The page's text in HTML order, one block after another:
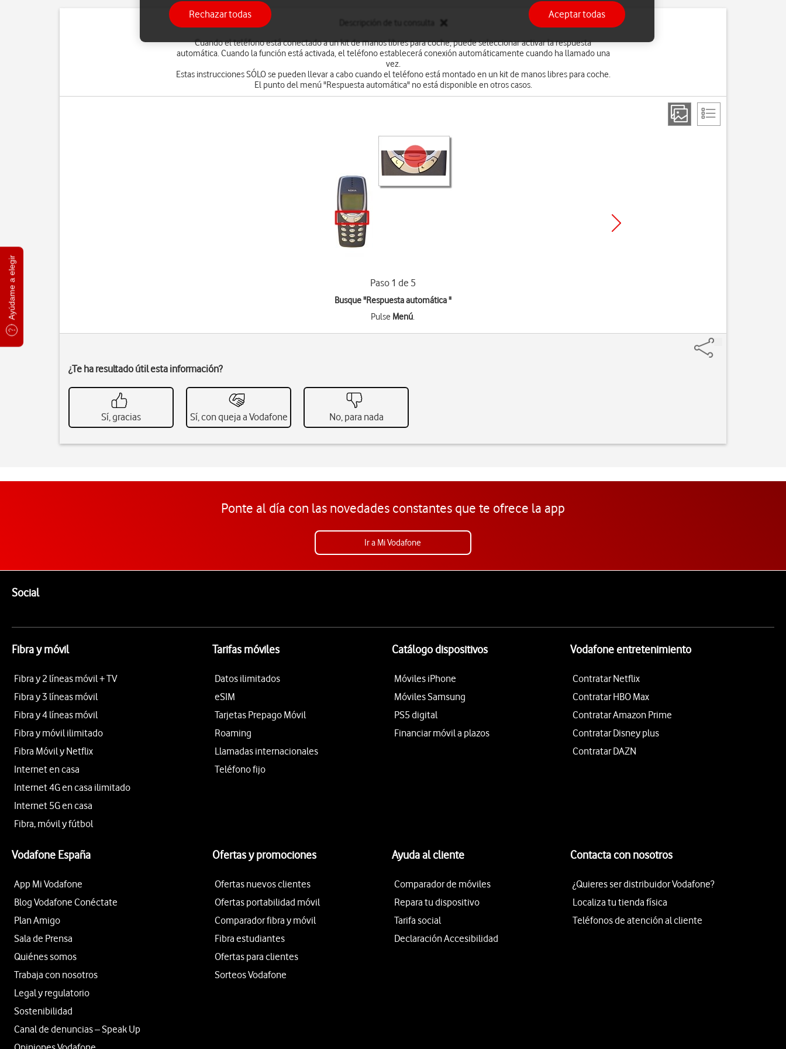
Ayúdame a elegir
Cuando el teléfono está conectado a un kit de manos libres para coche, puede seleccionar activar la respuesta
automática. Cuando la función está activada, el teléfono establecerá conexión automáticamente cuando ha llamado una
vez.
Estas instrucciones SÓLO se pueden llevar a cabo cuando el teléfono está montado en un kit de manos libres para coche.
El punto del menú "Respuesta automática" no está disponible en otros casos.
Paso 1 de 5
Busque "Respuesta automática "
Pulse Menú.
¿Te ha resultado útil esta información?
Sí, gracias Sí, con queja a Vodafone No, para nada
Ponte al día con las novedades constantes que te ofrece la app
Ir a Mi Vodafone
SocialEnlaces a las redes sociales de Vodafone
Fibra y móvil
Fibra y 2 líneas móvil + TV
Fibra y 3 líneas móvil
Fibra y 4 líneas móvil
Fibra y móvil ilimitado
Fibra Móvil y Netflix
Internet en casa
Internet 4G en casa ilimitado
Internet 5G en casa
Fibra, móvil y fútbol
Tarifas móviles
Datos ilimitados
eSIM
Tarjetas Prepago Móvil
Roaming
Llamadas internacionales
Teléfono fijo
Catálogo dispositivos
Móviles iPhone
Móviles Samsung
PS5 digital
Financiar móvil a plazos
Vodafone entretenimiento
Contratar Netflix
Contratar HBO Max
Contratar Amazon Prime
Contratar Disney plus
Contratar DAZN
Vodafone España
App Mi Vodafone
Blog Vodafone Conéctate
Plan Amigo
Sala de Prensa
Quiénes somos
Trabaja con nosotros
Legal y regulatorio
Sostenibilidad
Canal de denuncias – Speak Up
Ofertas y promociones
Ofertas nuevos clientes
Ofertas portabilidad móvil
Comparador fibra y móvil
Fibra estudiantes
Ofertas para clientes
Sorteos Vodafone
Ayuda al cliente
Comparador de móviles
Repara tu dispositivo
Tarifa social
Declaración Accesibilidad
Contacta con nosotros
¿Quieres ser distribuidor Vodafone?
Localiza tu tienda física
Teléfonos de atención al cliente
Rechazar todas Aceptar todas